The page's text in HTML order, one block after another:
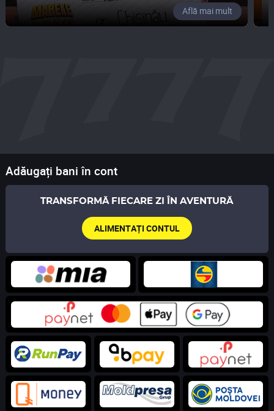
Află mai mult
Adăugați bani în cont
TRANSFORMĂ FIECARE ZI ÎN AVENTURĂ
ALIMENTAȚI CONTUL